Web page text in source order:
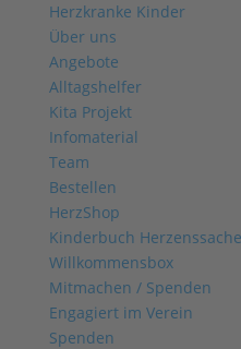
Herzkranke Kinder
Über uns
Angebote
Alltagshelfer
Kita Projekt
Infomaterial
Team
Bestellen
HerzShop
Kinderbuch Herzenssache
Willkommensbox
Mitmachen / Spenden
Engagiert im Verein
Spenden